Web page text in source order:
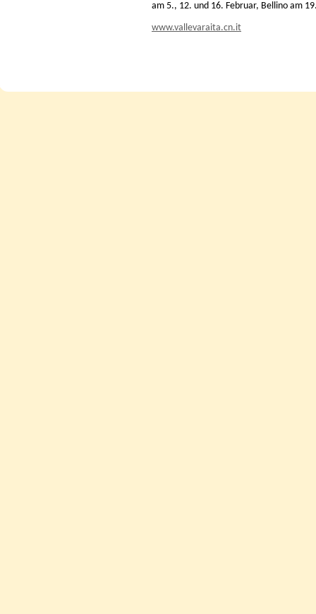
am 5., 12. und 16. Februar, Bellino am
www.vallevaraita.cn.it